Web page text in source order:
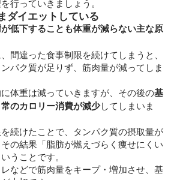
行っていきましょう。
イエットしている
低下することも体重が減らない主な原
間違った食事制限を続けてしまうと、
パク質が足りず、筋肉量が減ってしま
体重は減っていきますが、その後の基
のカロリー消費が減少してしまいま
続けたことで、タンパク質の摂取量が
の結果「脂肪が燃えづらく痩せにくい
うことです。
などで筋肉量をキープ・増加させ、基